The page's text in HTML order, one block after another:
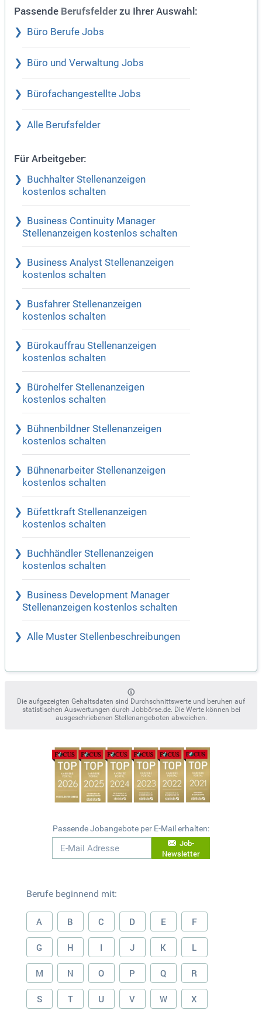
Passende Berufsfelder zu Ihrer Auswahl:
Büro Berufe Jobs
Büro und Verwaltung Jobs
Bürofachangestellte Jobs
Alle Berufsfelder
Für Arbeitgeber:
Buchhalter Stellenanzeigen
kostenlos schalten
Business Continuity Manager
Stellenanzeigen kostenlos schalten
Business Analyst Stellenanzeigen
kostenlos schalten
Busfahrer Stellenanzeigen
kostenlos schalten
Bürokauffrau Stellenanzeigen
kostenlos schalten
Bürohelfer Stellenanzeigen
kostenlos schalten
Bühnenbildner Stellenanzeigen
kostenlos schalten
Bühnenarbeiter Stellenanzeigen
kostenlos schalten
Büfettkraft Stellenanzeigen
kostenlos schalten
Buchhändler Stellenanzeigen
kostenlos schalten
Business Development Manager
Stellenanzeigen kostenlos schalten
Alle Muster Stellenbeschreibungen
Die aufgezeigten Gehaltsdaten sind Durchschnittswerte und beruhen auf
statistischen Auswertungen durch Jobbörse.de. Die Werte können bei
ausgeschriebenen Stellenangeboten abweichen.
Passende Jobangebote per E-Mail erhalten:
Job-
Newsletter
Berufe beginnend mit:
A B C D E F
G H I J K L
M N O P Q R
S T U V W X